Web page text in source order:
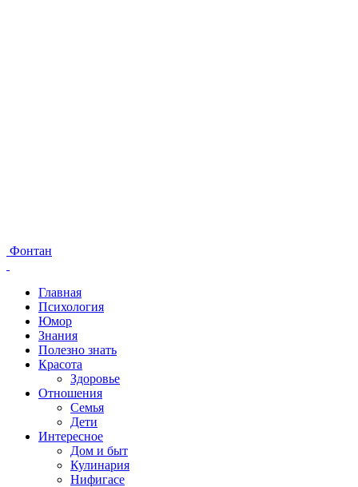
Фонтан
Главная
Психология
Юмор
Знания
Полезно знать
Красота
Здоровье
Отношения
Семья
Дети
Интересное
Дом и быт
Кулинария
Нифигасе